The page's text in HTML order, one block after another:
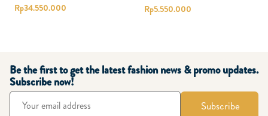
Rp34.550.000 Rp5.550.000
Be the first to get the latest fashion news & promo updates.
Subscribe now!
Subscribe